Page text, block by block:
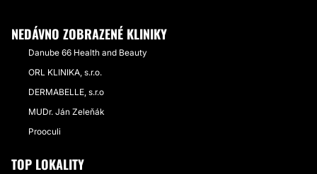
NEDÁVNO ZOBRAZENÉ KLINIKY
Danube 66 Health and Beauty
ORL KLINIKA, s.r.o.
DERMABELLE, s.r.o
MUDr. Ján Zeleňák
Prooculi
TOP LOKALITY